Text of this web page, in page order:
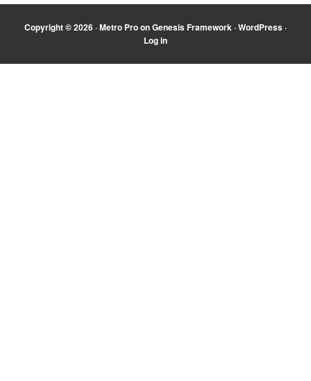
Copyright © 2026 ·Metro ProonGenesis Framework ·WordPress ·
Log in